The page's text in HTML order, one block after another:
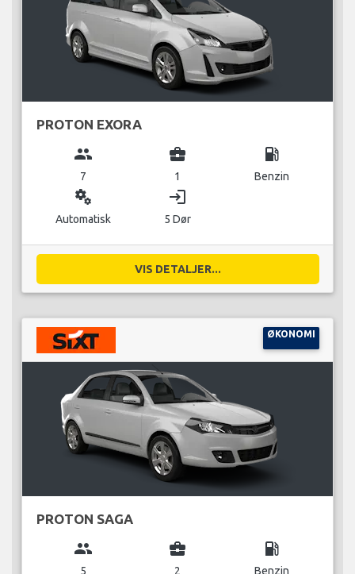
PROTON EXORA
group
7
business_center
1
local_gas_station
Benzin
miscellaneous_services
Automatisk
login
5 Dør
VIS DETALJER...
ØKONOMI
PROTON SAGA
group
5
business_center
2
local_gas_station
Benzin